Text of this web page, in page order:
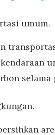
umum.
selama